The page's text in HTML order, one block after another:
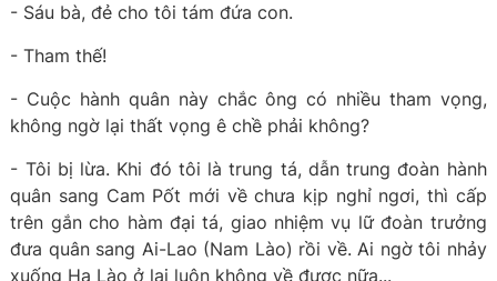
- Sáu bà, đẻ cho tôi tám đứa con.
- Tham thế!
- Cuộc hành quân này chắc ông có nhiều tham vọng,
không ngờ lại thất vọng ê chề phải không?
- Tôi bị lừa. Khi đó tôi là trung tá, dẫn trung đoàn hành
quân sang Cam Pốt mới về chưa kịp nghỉ ngơi, thì cấp
trên gắn cho hàm đại tá, giao nhiệm vụ lữ đoàn trưởng
đưa quân sang Ai-Lao (Nam Lào) rồi về. Ai ngờ tôi nhảy
xuống Hạ Lào ở lại luôn không về được nữa...